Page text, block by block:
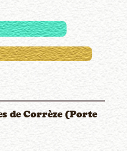
de Corrèze (Porte